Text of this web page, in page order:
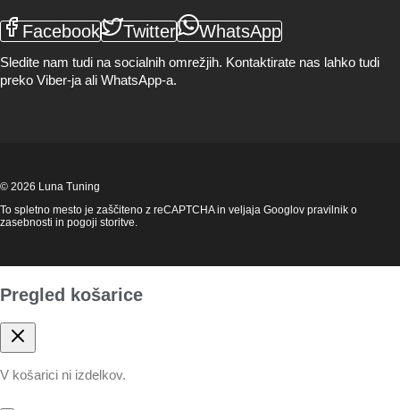
Facebook Twitter WhatsApp
Sledite nam tudi na socialnih omrežjih. Kontaktirate nas lahko tudi
preko Viber-ja ali WhatsApp-a.
© 2026 Luna Tuning
To spletno mesto je zaščiteno z reCAPTCHA in veljaja Googlov pravilnik o
zasebnosti in pogoji storitve.
Pregled košarice
V košarici ni izdelkov.